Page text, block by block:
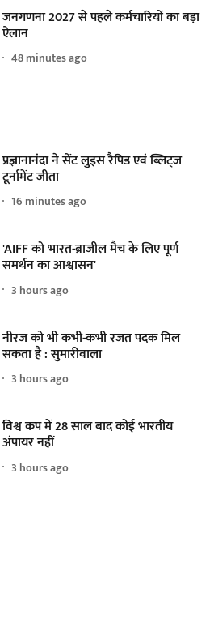
जनगणना 2027 से पहले कर्मचारियों का बड़ा
ऐलान
48 minutes ago
प्रज्ञानानंदा ने सेंट लुइस रैपिड एवं ब्लिट्ज
टूर्नामेंट जीता
16 minutes ago
'AIFF को भारत-ब्राजील मैच के लिए पूर्ण
समर्थन का आश्वासन'
3 hours ago
नीरज को भी कभी-कभी रजत पदक मिल
सकता है : सुमारीवाला
3 hours ago
विश्व कप में 28 साल बाद कोई भारतीय
अंपायर नहीं
3 hours ago